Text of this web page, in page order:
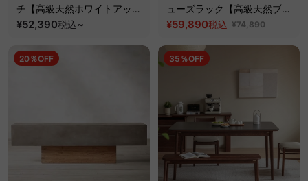
チ【高級天然ホワイトアッシ
ュ材】
¥52,390税込~
ューズラック【高級天然ブラ
ックウォールナット材】
¥59,890税込 ¥74,890
20％OFF 35％OFF